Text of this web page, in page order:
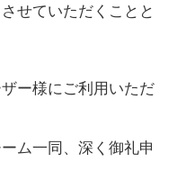
せていただくことと
ー様にご利用いただ
ム一同、深く御礼申